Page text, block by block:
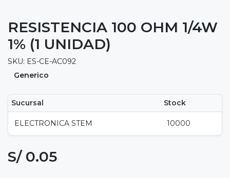
RESISTENCIA 100 OHM 1/4W
1% (1 UNIDAD)
SKU: ES-CE-AC092
Generico
Sucursal Stock
ELECTRONICA STEM 10000
S/ 0.05